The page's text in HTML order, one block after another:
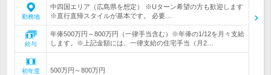
勤務地
中四国エリア（広島県を想定） ※Uターン希望の方も歓迎します
※直行直帰スタイルが基本です。 必要…
給与
年俸500万円～800万円（一律手当含む）※年俸の1/12を月々支給
します。※上記金額には、一律支給の住宅手当（月2…
初年度
500万円～800万円